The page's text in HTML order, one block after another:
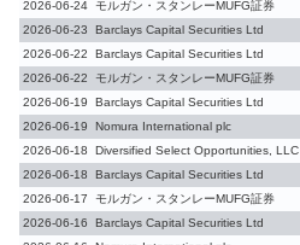
2026-06-24 モルガン・スタンレーMUFG証券
2026-06-23
Barclays Capital Securities Ltd
2026-06-22
Barclays Capital Securities Ltd
2026-06-22
モルガン・スタンレーMUFG証券
2026-06-19
Barclays Capital Securities Ltd
2026-06-19
Nomura International plc
2026-06-18
Diversified Select Opportunities, LLC
2026-06-18
Barclays Capital Securities Ltd
2026-06-17
モルガン・スタンレーMUFG証券
2026-06-16
Barclays Capital Securities Ltd